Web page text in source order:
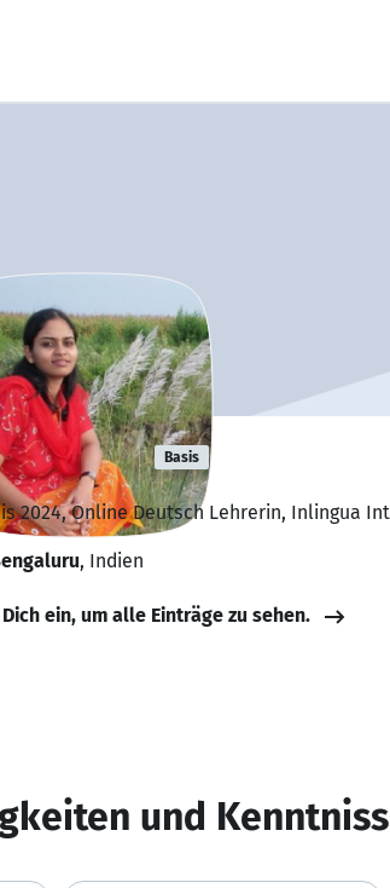
Arya Basis
2024, Online Deutsch Lehrerin, Inlingua
, Indien
ein, um alle Einträge zu sehen.
und